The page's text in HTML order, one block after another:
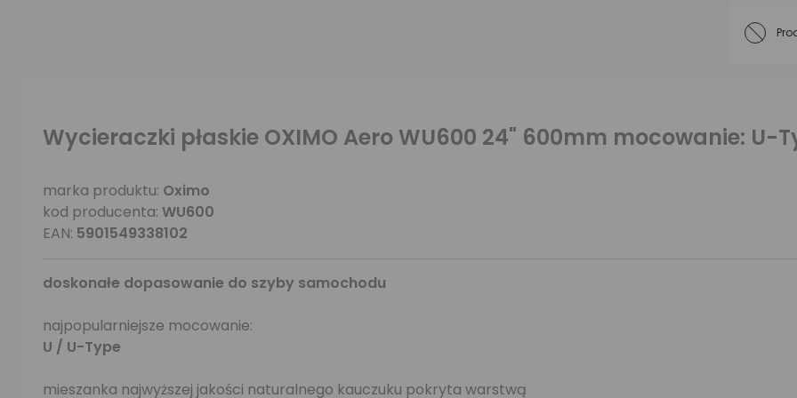
Wycieraczki płaskie OXIMO Aero WU600 24" 600mm mocowanie: U-
marka produktu: Oximo
kod producenta: WU600
EAN: 5901549338102
doskonałe dopasowanie do szyby samochodu
najpopularniejsze mocowanie:
U / U-Type
mieszanka najwyższej jakości naturalnego kauczuku pokryta warstwą